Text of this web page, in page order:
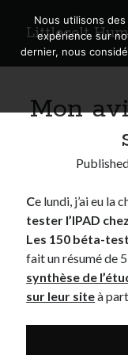
Littlecelt
Sidebar
Search
Derniers articles
Municipales 2026 :
Explorez les Chemins
Lyon !
Quel Lyonnais es-tu,
A quand une véritable
Mon
Ce lundi, j’ai eu la
tester l’IPAD
Les 150 béta-
fait un résumé de
synthèse de
sur leur siteà
Nous utilisons
expérience sur
dernier, nous